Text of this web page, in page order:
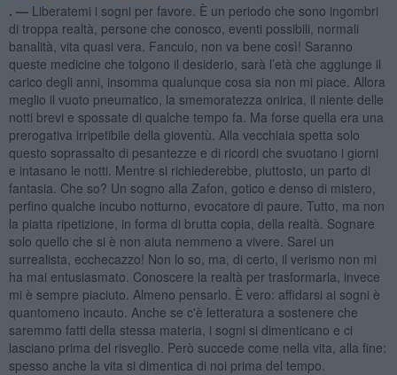
. — Liberatemi i sogni per favore. È un periodo che sono ingombri
di troppa realtà, persone che conosco, eventi possibili, normali
banalità, vita quasi vera. Fanculo, non va bene così! Saranno
queste medicine che tolgono il desiderio, sarà l’età che aggiunge il
carico degli anni, insomma qualunque cosa sia non mi piace. Allora
meglio il vuoto pneumatico, la smemoratezza onirica, il niente delle
notti brevi e spossate di qualche tempo fa. Ma forse quella era una
prerogativa irripetibile della gioventù. Alla vecchiaia spetta solo
questo soprassalto di pesantezze e di ricordi che svuotano i giorni
e intasano le notti. Mentre si richiederebbe, piuttosto, un parto di
fantasia. Che so? Un sogno alla Zafon, gotico e denso di mistero,
perfino qualche incubo notturno, evocatore di paure. Tutto, ma non
la piatta ripetizione, in forma di brutta copia, della realtà. Sognare
solo quello che si è non aiuta nemmeno a vivere. Sarei un
surrealista, ecchecazzo! Non lo so, ma, di certo, il verismo non mi
ha mai entusiasmato. Conoscere la realtà per trasformarla, invece
mi è sempre piaciuto. Almeno pensarlo. È vero: affidarsi ai sogni è
quantomeno incauto. Anche se c'è letteratura a sostenere che
saremmo fatti della stessa materia, i sogni si dimenticano e ci
lasciano prima del risveglio. Però succede come nella vita, alla fine:
spesso anche la vita si dimentica di noi prima del tempo.